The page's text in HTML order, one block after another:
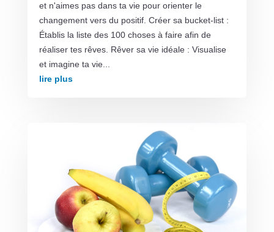
et n'aimes pas dans ta vie pour orienter le
changement vers du positif. Créer sa bucket-list :
Établis la liste des 100 choses à faire afin de
réaliser tes rêves. Rêver sa vie idéale : Visualise
et imagine ta vie...
lire plus